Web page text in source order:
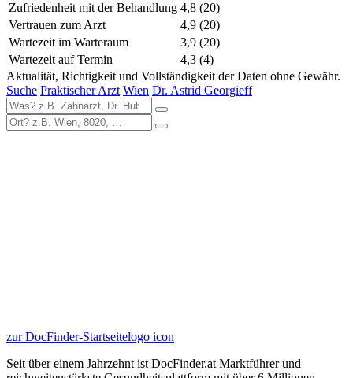
Zufriedenheit mit der Behandlung 4,8 (20)
Vertrauen zum Arzt
4,9 (20)
Wartezeit im Warteraum
3,9 (20)
Wartezeit auf Termin
4,3 (4)
Aktualität, Richtigkeit und Vollständigkeit der Daten ohne Gewähr.
Suche Praktischer Arzt Wien Dr. Astrid Georgieff
zur DocFinder-Startseitelogo icon
Seit über einem Jahrzehnt ist DocFinder.at Marktführer und